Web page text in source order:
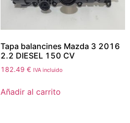
Tapa balancines Mazda 3 2016
2.2 DIESEL 150 CV
182.49€ IVA incluido
Añadir al carrito